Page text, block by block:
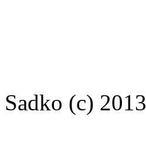
Sadko (c) 2013